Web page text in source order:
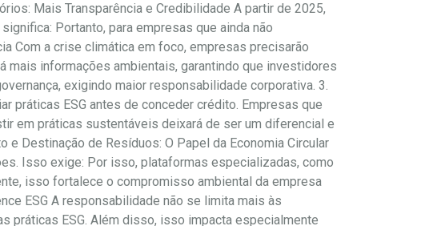
Mais Transparência e Credibilidade A partir de 2025,
Portanto, para empresas que ainda não
Com a crise climática em foco, empresas precisarão
informações ambientais, garantindo que investidores
exigindo maior responsabilidade corporativa. 3.
práticas ESG antes de conceder crédito. Empresas que
em práticas sustentáveis deixará de ser um diferencial e
Destinação de Resíduos: O Papel da Economia Circular
Isso exige: Por isso, plataformas especializadas, como
isso fortalece o compromisso ambiental da empresa
ESG A responsabilidade não se limita mais às
práticas ESG. Além disso, isso impacta especialmente